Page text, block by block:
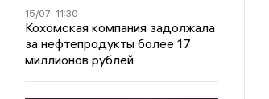
15/07 11:30
Кохомская компания задолжала
за нефтепродукты более 17
миллионов рублей